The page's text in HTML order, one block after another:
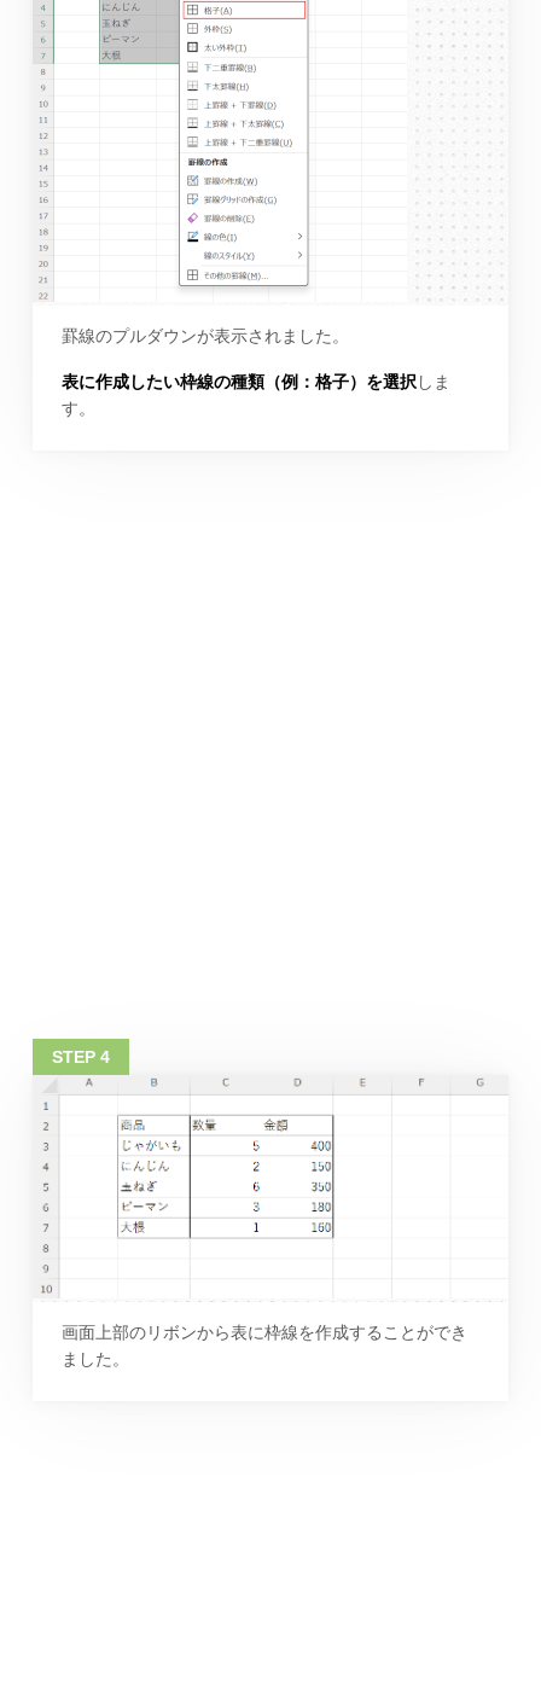
罫線のプルダウンが表示されました。
表に作成したい枠線の種類（例：格子）を選択しま
す。
画面上部のリボンから表に枠線を作成することができ
ました。